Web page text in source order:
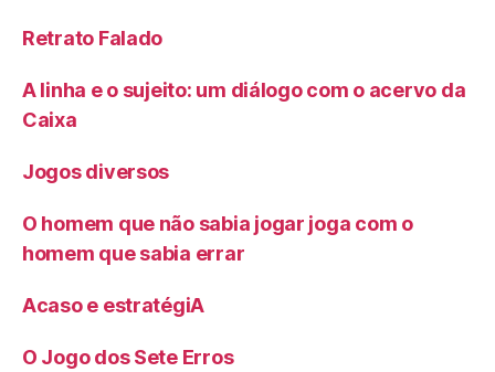
Retrato Falado
A linha e o sujeito: um diálogo com o acervo da
Caixa
Jogos diversos
O homem que não sabia jogar joga com o
homem que sabia errar
Acaso e estratégiA
O Jogo dos Sete Erros